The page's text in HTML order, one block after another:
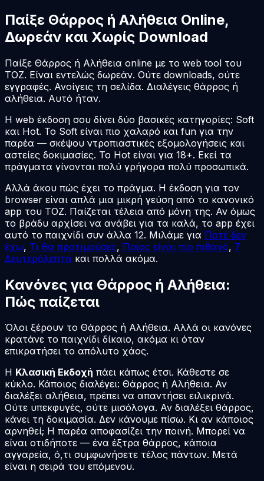
Παίξε Θάρρος ή Αλήθεια Online,
Δωρεάν και Χωρίς Download
Παίξε Θάρρος ή Αλήθεια online με το web tool του
TOZ. Είναι εντελώς δωρεάν. Ούτε downloads, ούτε
εγγραφές. Ανοίγεις τη σελίδα. Διαλέγεις θάρρος ή
αλήθεια. Αυτό ήταν.
Η web έκδοση σου δίνει δύο βασικές κατηγορίες: Soft
και Hot. Το Soft είναι πιο χαλαρό και fun για την
παρέα — σκέψου ντροπιαστικές εξομολογήσεις και
αστείες δοκιμασίες. Το Hot είναι για 18+. Εκεί τα
πράγματα γίνονται πολύ γρήγορα πολύ προσωπικά.
Αλλά άκου πώς έχει το πράγμα. Η έκδοση για τον
browser είναι απλά μια μικρή γεύση από το κανονικό
app του TOZ. Παίζεται τέλεια από μόνη της. Αν όμως
το βράδυ αρχίσει να ανάβει για τα καλά, το app έχει
αυτό το παιχνίδι συν άλλα 12. Μιλάμε για Ποτέ δεν
έχω, Τι θα προτιμούσες, Ποιος είναι πιο πιθανό, 7
Δευτερόλεπτα και πολλά ακόμα.
Κανόνες για Θάρρος ή Αλήθεια:
Πώς παίζεται
Όλοι ξέρουν το Θάρρος ή Αλήθεια. Αλλά οι κανόνες
κρατάνε το παιχνίδι δίκαιο, ακόμα κι όταν
επικρατήσει το απόλυτο χάος.
Η Κλασική Εκδοχή πάει κάπως έτσι. Κάθεστε σε
κύκλο. Κάποιος διαλέγει: Θάρρος ή Αλήθεια. Αν
διαλέξει αλήθεια, πρέπει να απαντήσει ειλικρινά.
Ούτε υπεκφυγές, ούτε μισόλογα. Αν διαλέξει θάρρος,
κάνει τη δοκιμασία. Δεν κάνουμε πίσω. Κι αν κάποιος
αρνηθεί; Η παρέα αποφασίζει την ποινή. Μπορεί να
είναι οτιδήποτε — ένα έξτρα θάρρος, κάποια
αγγαρεία, ό,τι συμφωνήσετε τέλος πάντων. Μετά
είναι η σειρά του επόμενου.